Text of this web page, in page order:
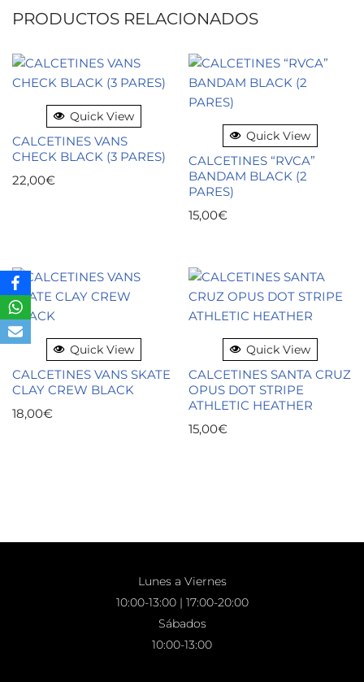
PRODUCTOS RELACIONADOS
Quick View
CALCETINES VANS
CHECK BLACK (3 PARES)
22,00€
Quick View
CALCETINES “RVCA”
BANDAM BLACK (2
PARES)
15,00€
Quick View
CALCETINES VANS SKATE
CLAY CREW BLACK
18,00€
Quick View
CALCETINES SANTA CRUZ
OPUS DOT STRIPE
ATHLETIC HEATHER
15,00€
Lunes a Viernes
10:00-13:00 | 17:00-20:00
Sábados
10:00-13:00